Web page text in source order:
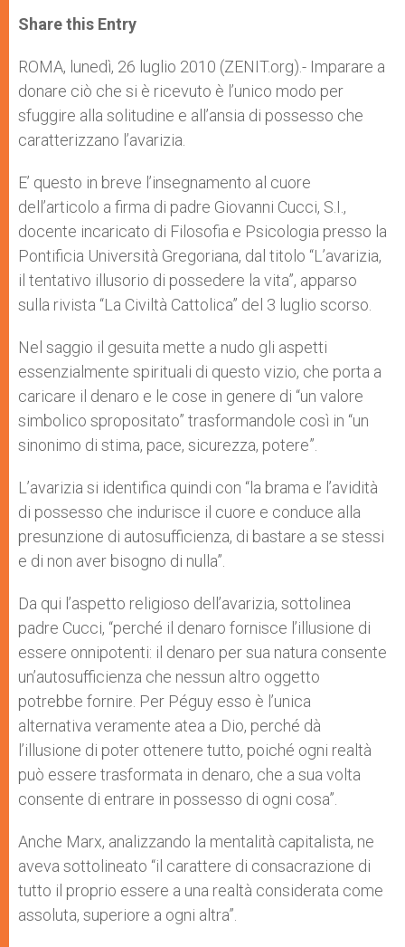
t
s
p
p
s
e
g
e
r
e
b
o
k
r
Share this Entry
ROMA, lunedì, 26 luglio 2010 (ZENIT.org).- Imparare a
donare ciò che si è ricevuto è l’unico modo per
sfuggire alla solitudine e all’ansia di possesso che
caratterizzano l’avarizia.
E’ questo in breve l’insegnamento al cuore
dell’articolo a firma di padre Giovanni Cucci, S.I.,
docente incaricato di Filosofia e Psicologia presso la
Pontificia Università Gregoriana, dal titolo “L’avarizia,
il tentativo illusorio di possedere la vita”, apparso
sulla rivista “La Civiltà Cattolica” del 3 luglio scorso.
Nel saggio il gesuita mette a nudo gli aspetti
essenzialmente spirituali di questo vizio, che porta a
caricare il denaro e le cose in genere di “un valore
simbolico spropositato” trasformandole così in “un
sinonimo di stima, pace, sicurezza, potere”.
L’avarizia si identifica quindi con “la brama e l’avidità
di possesso che indurisce il cuore e conduce alla
presunzione di autosufficienza, di bastare a se stessi
e di non aver bisogno di nulla”.
Da qui l’aspetto religioso dell’avarizia, sottolinea
padre Cucci, “perché il denaro fornisce l’illusione di
essere onnipotenti: il denaro per sua natura consente
un’autosufficienza che nessun altro oggetto
potrebbe fornire. Per Péguy esso è l’unica
alternativa veramente atea a Dio, perché dà
l’illusione di poter ottenere tutto, poiché ogni realtà
può essere trasformata in denaro, che a sua volta
consente di entrare in possesso di ogni cosa”.
Anche Marx, analizzando la mentalità capitalista, ne
aveva sottolineato “il carattere di consacrazione di
tutto il proprio essere a una realtà considerata come
assoluta, superiore a ogni altra”.